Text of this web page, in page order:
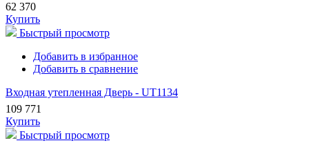
62 370
Купить
Быстрый просмотр
Добавить в избранное
Добавить в сравнение
Входная утепленная Дверь - UT1134
109 771
Купить
Быстрый просмотр